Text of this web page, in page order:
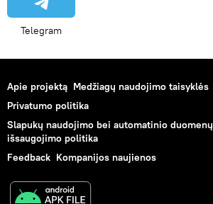
Telegram
Apie projektą Medžiagų naudojimo taisyklės
Privatumo politika
Slapukų naudojimo bei automatinio duomenų
išsaugojimo politika
Feedback Kompanijos naujienos